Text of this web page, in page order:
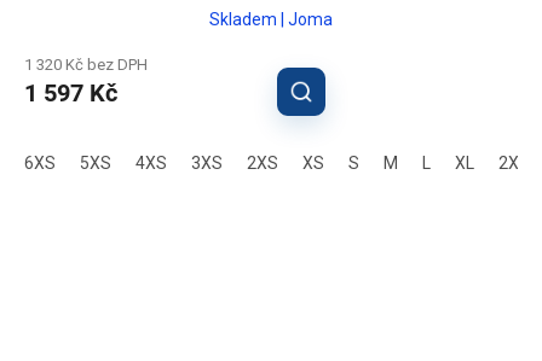
Skladem | Joma
1 320 Kč bez DPH
1 597 Kč
6XS 5XS 4XS 3XS 2XS XS S M XL 2XL